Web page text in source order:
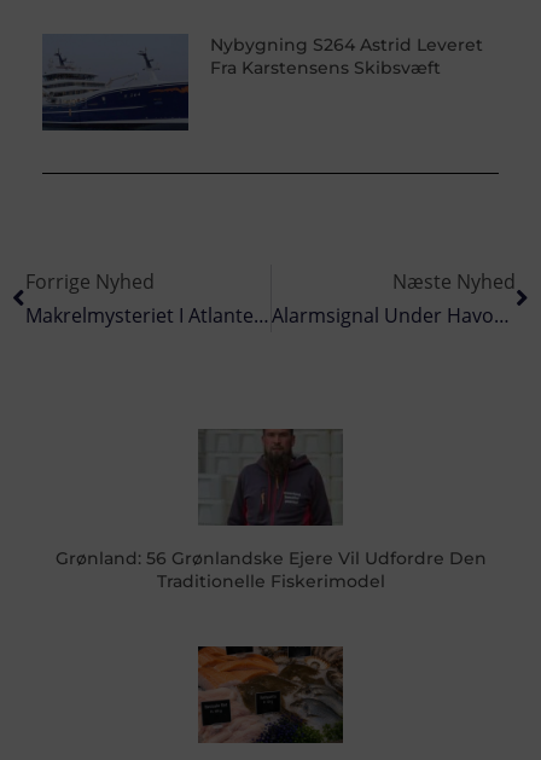
Nybygning S264 Astrid Leveret
Fra Karstensens Skibsvæft
Forrige Nyhed
Makrelmysteriet I Atlanten: Nej, Historisk Opjustering Betyder Ikke, At Vi Kan Fiske Løs Nu
Næste Nyhed
Alarmsignal Under Havoverfladen: Europas Vigtigste Undervandsenge Forsvinder I Lyntempo
Grønland: 56 Grønlandske Ejere Vil Udfordre Den
Traditionelle Fiskerimodel